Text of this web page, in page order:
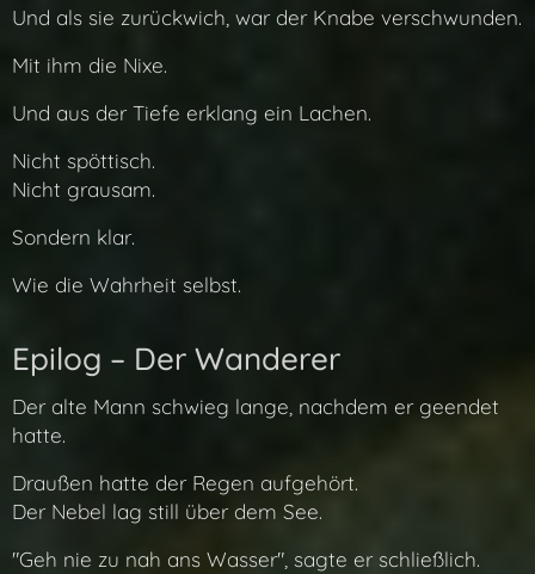
Und als sie zurückwich, war der Knabe verschwunden.
Mit ihm die Nixe.
Und aus der Tiefe erklang ein Lachen.
Nicht spöttisch.
Nicht grausam.
Sondern klar.
Wie die Wahrheit selbst.
Epilog – Der Wanderer
Der alte Mann schwieg lange, nachdem er geendet
hatte.
Draußen hatte der Regen aufgehört.
Der Nebel lag still über dem See.
"Geh nie zu nah ans Wasser", sagte er schließlich.